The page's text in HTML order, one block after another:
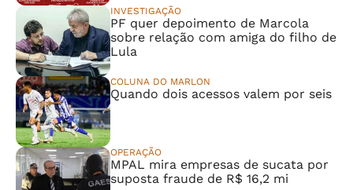
INVESTIGAÇÃO
PF quer depoimento de Marcola
sobre relação com amiga do filho de
Lula
COLUNA DO MARLON
Quando dois acessos valem por seis
OPERAÇÃO
MPAL mira empresas de sucata por
suposta fraude de R$ 16,2 mi